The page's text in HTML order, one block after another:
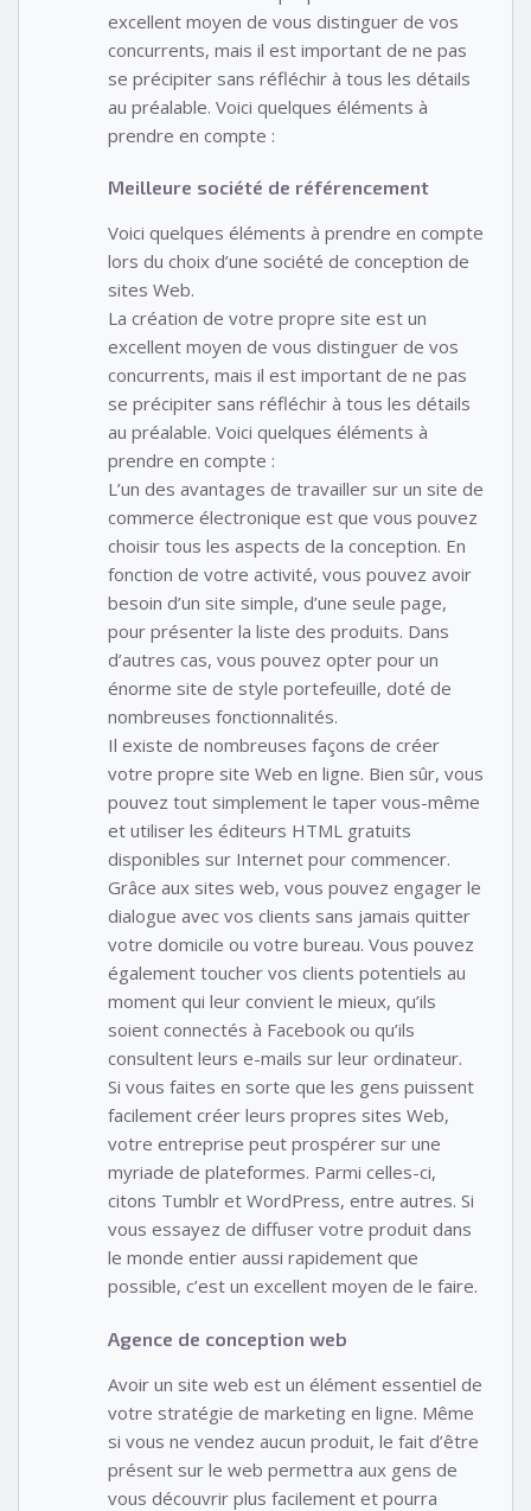
excellent moyen de vous distinguer de vos
concurrents, mais il est important de ne pas
se précipiter sans réfléchir à tous les détails
au préalable. Voici quelques éléments à
prendre en compte :
Meilleure société de référencement
Voici quelques éléments à prendre en compte
lors du choix d’une société de conception de
sites Web.
La création de votre propre site est un
excellent moyen de vous distinguer de vos
concurrents, mais il est important de ne pas
se précipiter sans réfléchir à tous les détails
au préalable. Voici quelques éléments à
prendre en compte :
L’un des avantages de travailler sur un site de
commerce électronique est que vous pouvez
choisir tous les aspects de la conception. En
fonction de votre activité, vous pouvez avoir
besoin d’un site simple, d’une seule page,
pour présenter la liste des produits. Dans
d’autres cas, vous pouvez opter pour un
énorme site de style portefeuille, doté de
nombreuses fonctionnalités.
Il existe de nombreuses façons de créer
votre propre site Web en ligne. Bien sûr, vous
pouvez tout simplement le taper vous-même
et utiliser les éditeurs HTML gratuits
disponibles sur Internet pour commencer.
Grâce aux sites web, vous pouvez engager le
dialogue avec vos clients sans jamais quitter
votre domicile ou votre bureau. Vous pouvez
également toucher vos clients potentiels au
moment qui leur convient le mieux, qu’ils
soient connectés à Facebook ou qu’ils
consultent leurs e-mails sur leur ordinateur.
Si vous faites en sorte que les gens puissent
facilement créer leurs propres sites Web,
votre entreprise peut prospérer sur une
myriade de plateformes. Parmi celles-ci,
citons Tumblr et WordPress, entre autres. Si
vous essayez de diffuser votre produit dans
le monde entier aussi rapidement que
possible, c’est un excellent moyen de le faire.
Agence de conception web
Avoir un site web est un élément essentiel de
votre stratégie de marketing en ligne. Même
si vous ne vendez aucun produit, le fait d’être
présent sur le web permettra aux gens de
vous découvrir plus facilement et pourra